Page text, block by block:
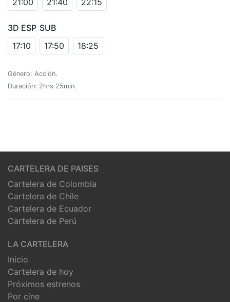
3D ESP
17:10
SUB
17:50
18:25
Género: Acción.
Duración: 2hrs 25min.
CARTELERA DE PAISES
Cartelera de Colombia
Cartelera de Chile
Cartelera de Ecuador
Cartelera de Perú
LA CARTELERA
Inicio
Cartelera de hoy
Próximos estrenos
Por cine